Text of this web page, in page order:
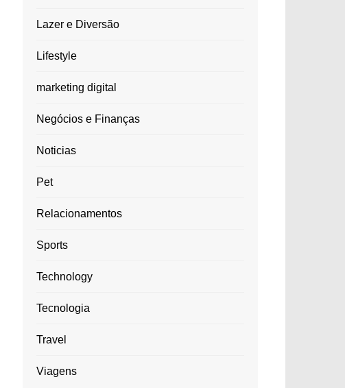
Lazer e Diversão
Lifestyle
marketing digital
Negócios e Finanças
Noticias
Pet
Relacionamentos
Sports
Technology
Tecnologia
Travel
Viagens